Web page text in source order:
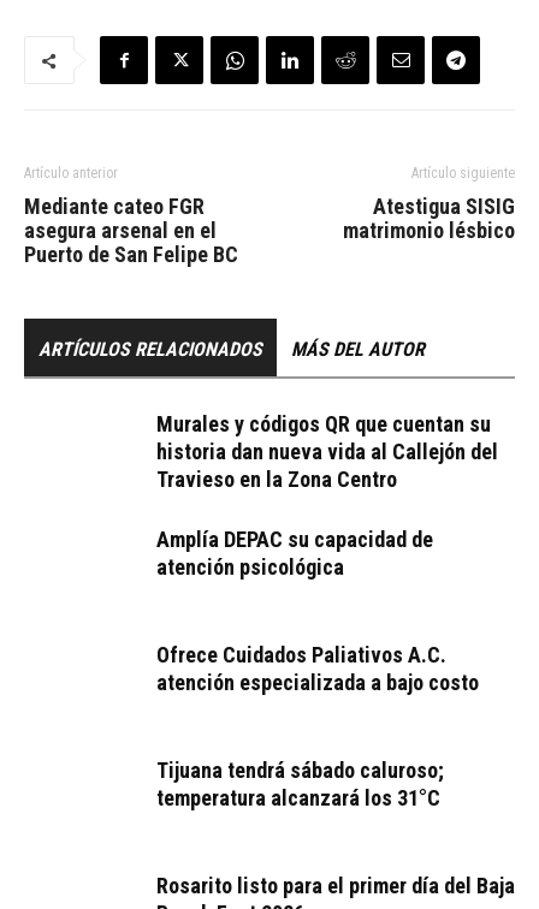
Artículo anterior
Mediante cateo FGR
asegura arsenal en el
Puerto de San Felipe BC
Artículo siguiente
Atestigua SISIG
matrimonio lésbico
ARTÍCULOS RELACIONADOS MÁS DEL AUTOR
Murales y códigos QR que cuentan su
historia dan nueva vida al Callejón del
Travieso en la Zona Centro
Amplía DEPAC su capacidad de
atención psicológica
Ofrece Cuidados Paliativos A.C.
atención especializada a bajo costo
Tijuana tendrá sábado caluroso;
temperatura alcanzará los 31°C
Rosarito listo para el primer día del Baja